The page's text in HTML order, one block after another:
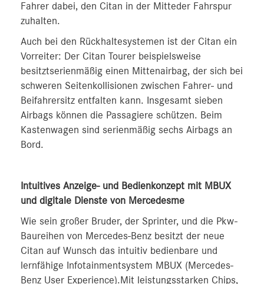
Fahrer dabei, den Citan in der Mitteder Fahrspur
zuhalten.
Auch bei den Rückhaltesystemen ist der Citan ein
Vorreiter: Der Citan Tourer beispielsweise
besitztserienmäßig einen Mittenairbag, der sich bei
schweren Seitenkollisionen zwischen Fahrer- und
Beifahrersitz entfalten kann. Insgesamt sieben
Airbags können die Passagiere schützen. Beim
Kastenwagen sind serienmäßig sechs Airbags an
Bord.
Intuitives Anzeige- und Bedienkonzept mit MBUX
und digitale Dienste von Mercedesme
Wie sein großer Bruder, der Sprinter, und die Pkw-
Baureihen von Mercedes-Benz besitzt der neue
Citan auf Wunsch das intuitiv bedienbare und
lernfähige Infotainmentsystem MBUX (Mercedes-
Benz User Experience).Mit leistungsstarken Chips,